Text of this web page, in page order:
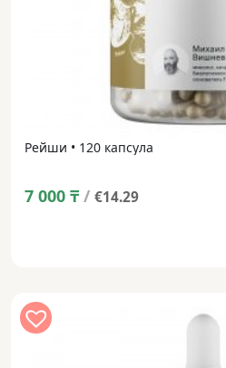
Рейши • 120 капсула
7 000 ₸ / €14.29